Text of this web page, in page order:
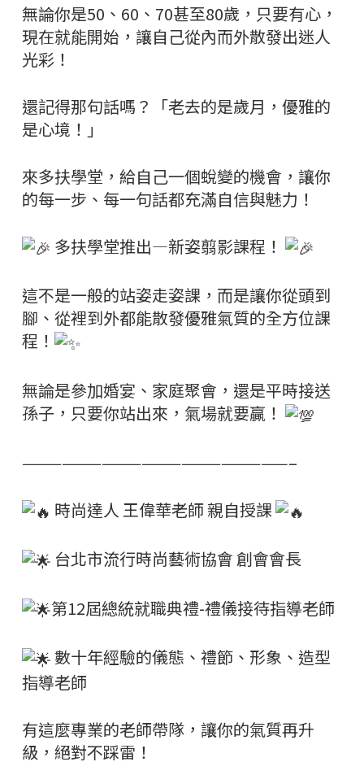
無論你是50、60、70甚至80歲，只要有心，
現在就能開始，讓自己從內而外散發出迷人
光彩！
還記得那句話嗎？「老去的是歲月，優雅的
是心境！」
來多扶學堂，給自己一個蛻變的機會，讓你
的每一步、每一句話都充滿自信與魅力！
多扶學堂推出—新姿翦影課程！
這不是一般的站姿走姿課，而是讓你從頭到
腳、從裡到外都能散發優雅氣質的全方位課
程！
無論是參加婚宴、家庭聚會，還是平時接送
孫子，只要你站出來，氣場就要贏！
————————————————————–
時尚達人 王偉華老師 親自授課
台北市流行時尚藝術協會 創會會長
第12屆總統就職典禮-禮儀接待指導老師
數十年經驗的儀態、禮節、形象、造型
指導老師
有這麼專業的老師帶隊，讓你的氣質再升
級，絕對不踩雷！